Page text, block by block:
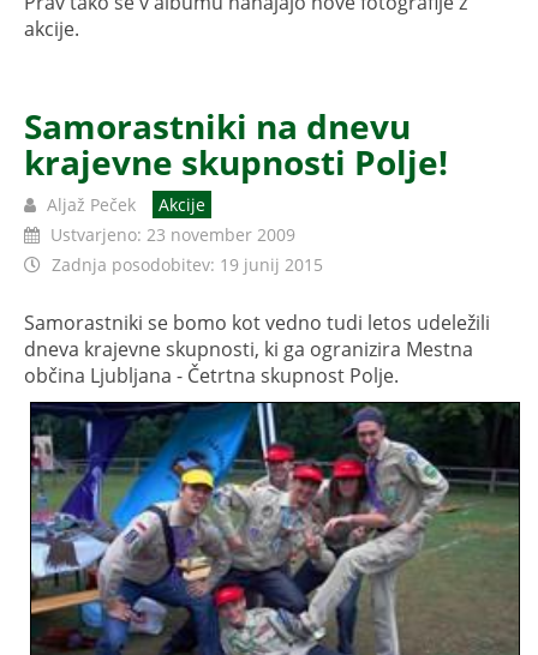
akcije.
Samorastniki na dnevu
krajevne skupnosti Polje!
Aljaž Peček
Akcije
Ustvarjeno: 23 november 2009
Zadnja posodobitev: 19 junij 2015
Samorastniki se bomo kot vedno tudi letos udeležili
dneva krajevne skupnosti, ki ga ogranizira Mestna
občina Ljubljana - Četrtna skupnost Polje.